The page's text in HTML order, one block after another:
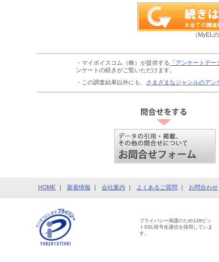
（MyEL
・マイボイスコム（株）が提供する 「アンケートデ
ンケートの続きがご覧いただけます。
・この調査結果以外にも、 さまざまなジャンルのアン
HOME 新着情報 会社案内 よくあるご質問 お問合わせ
プライバシー保護のため128ビッ
トSSL暗号化通信を採用していま
す。